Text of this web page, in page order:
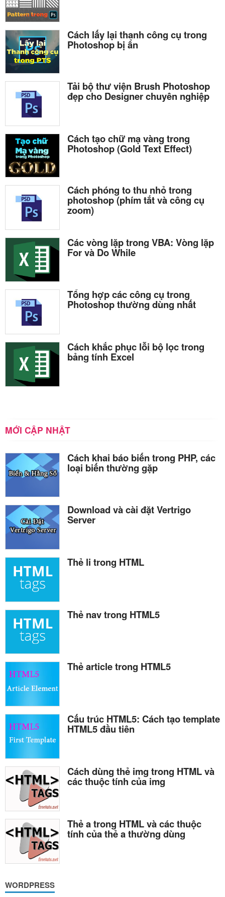
Cách lấy lại thanh công cụ trong
Photoshop bị ẩn
Tải bộ thư viện Brush Photoshop
đẹp cho Designer chuyên nghiệp
Cách tạo chữ mạ vàng trong
Photoshop (Gold Text Effect)
Cách phóng to thu nhỏ trong
photoshop (phím tắt và công cụ
zoom)
Các vòng lặp trong VBA: Vòng lặp
For và Do While
Tổng hợp các công cụ trong
Photoshop thường dùng nhất
Cách khắc phục lỗi bộ lọc trong
bảng tính Excel
MỚI CẬP NHẬT
Cách khai báo biến trong PHP, các
loại biến thường gặp
Download và cài đặt Vertrigo
Server
Thẻ li trong HTML
Thẻ nav trong HTML5
Thẻ article trong HTML5
Cấu trúc HTML5: Cách tạo template
HTML5 đầu tiên
Cách dùng thẻ img trong HTML và
các thuộc tính của img
Thẻ a trong HTML và các thuộc
tính của thẻ a thường dùng
WORDPRESS